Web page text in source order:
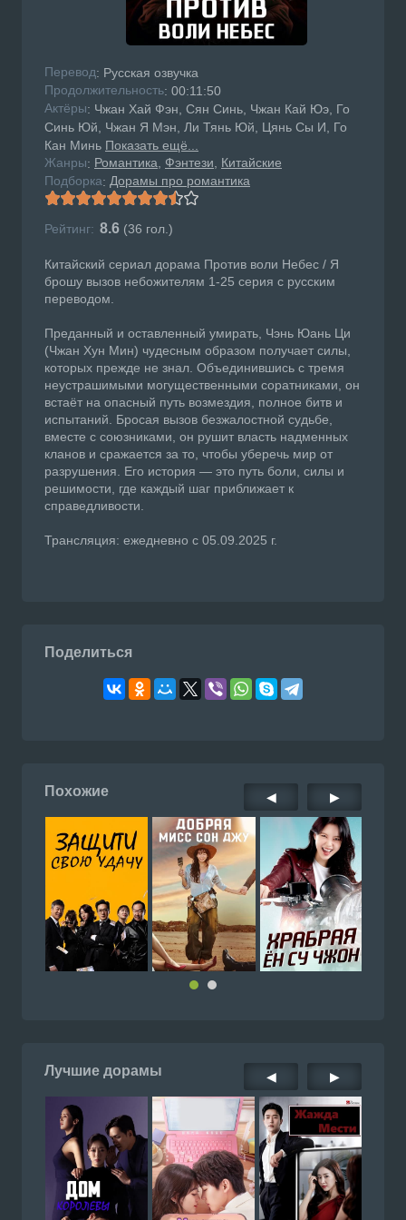
Перевод: Русская озвучка
Продолжительность: 00:11:50
Актёры: Чжан Хай Фэн, Сян Синь, Чжан Кай Юэ, Го
Синь Юй, Чжан Я Мэн, Ли Тянь Юй, Цянь Сы И, Го
Кан Минь Показать ещё...
Жанры: Романтика Фэнтези
Китайские
Подборка: Дорамы про романтика
Рейтинг: 8.6 (36 гол.)
Китайский сериал дорама Против воли Небес / Я
брошу вызов небожителям 1-25 серия с русским
переводом.
Преданный и оставленный умирать, Чэнь Юань Ци
(Чжан Хун Мин) чудесным образом получает силы,
которых прежде не знал. Объединившись с тремя
неустрашимыми могущественными соратниками, он
встаёт на опасный путь возмездия, полное битв и
испытаний. Бросая вызов безжалостной судьбе,
вместе с союзниками, он рушит власть надменных
кланов и сражается за то, чтобы уберечь мир от
разрушения. Его история — это путь боли, силы и
решимости, где каждый шаг приближает к
справедливости.
Трансляция: ежедневно с 05.09.2025 г.
Поделиться
Похожие ◀ ▶
Лучшие дорамы ◀ ▶